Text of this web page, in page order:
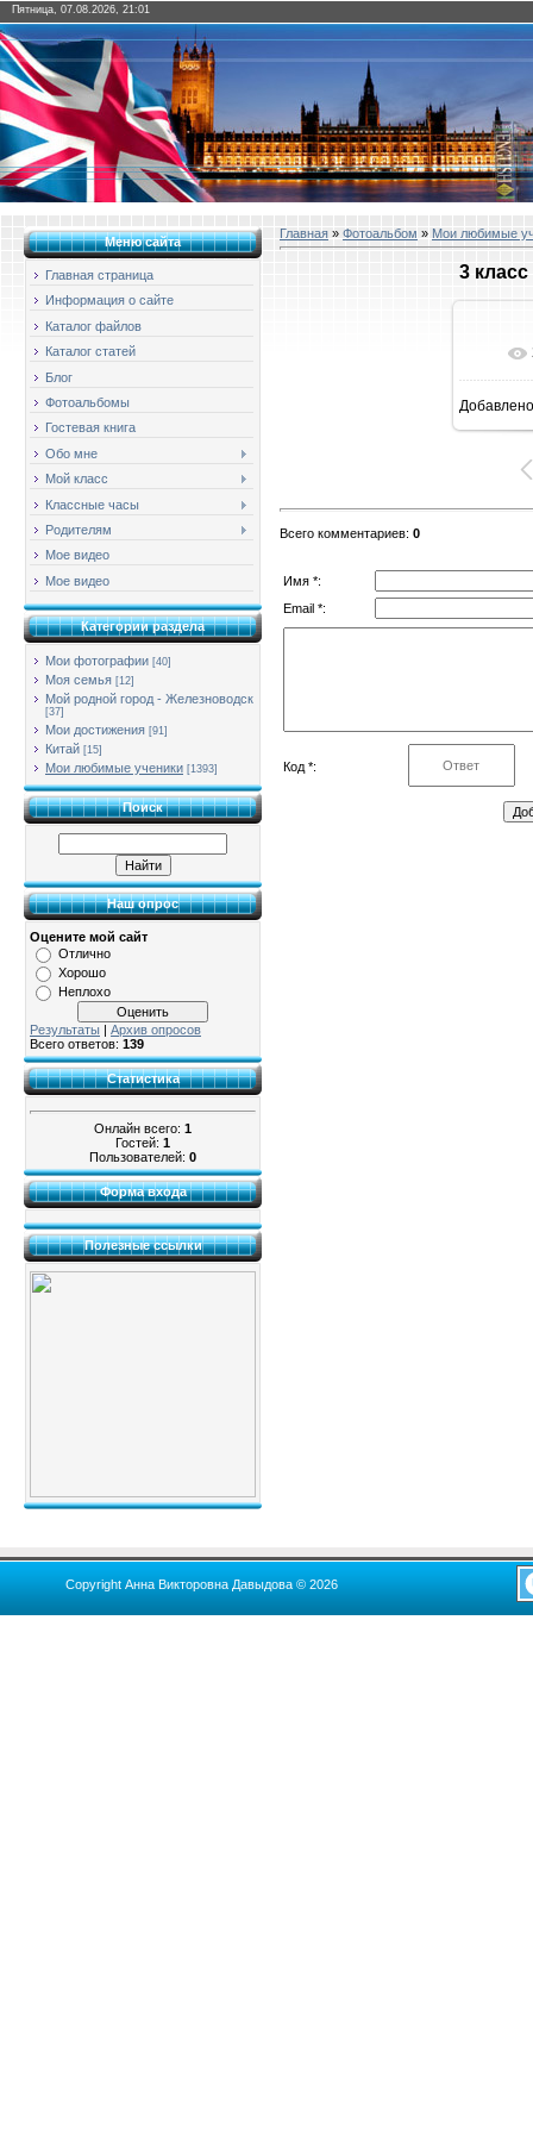
Пятница, 07.08.2026, 21:01
Меню сайта
Главная страница
Информация о сайте
Каталог файлов
Каталог статей
Блог
Фотоальбомы
Гостевая книга
Обо мне
Мой класс
Классные часы
Родителям
Мое видео
Мое видео
Категории раздела
Мои фотографии [40]
Моя семья [12]
Мой родной город - Железноводск
[37]
Мои достижения [91]
Китай [15]
Мои любимые ученики [1393]
Поиск
Наш опрос
Оцените мой сайт
Отлично
Хорошо
Неплохо
Результаты | Архив опросов
Всего ответов: 139
Статистика
Онлайн всего: 1
Гостей: 1
Пользователей: 0
Форма входа
Полезные ссылки
Главная » Фотоальбом » Мои любимые
3
Добавлено
Всего комментариев: 0
Имя *:
Email *:
Код *:
Copyright Анна Викторовна Давыдова © 2026